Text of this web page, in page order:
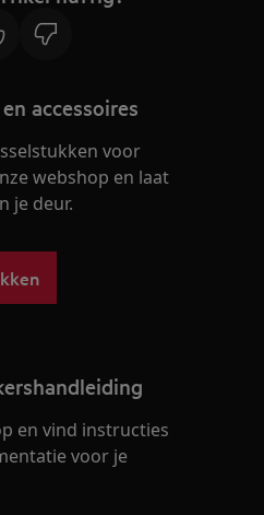
accessoires
voor
webshop en laat
je deur.
en vind instructies
voor je